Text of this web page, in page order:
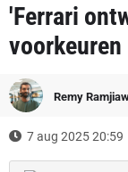
'Ferrari
Remy
7 aug 2025 20:59